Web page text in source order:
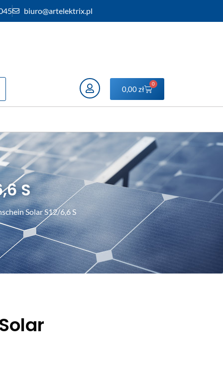
biuro@artelektrix.pl
0,00zł
0
S
Solar S12/6,6 S